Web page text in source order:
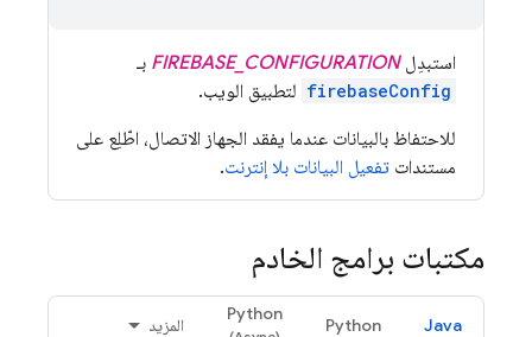
استبدِلFIREBASE_CONFIGURATION بـ
firebaseConfig لتطبيق الويب.
للاحتفاظ بالبيانات عندما يفقد الجهاز الاتصال، اطّلِع على
مستندات تفعيل البيانات بلا إنترنت.
مكتبات برامج الخادم
Java
Python
Python
المزيد